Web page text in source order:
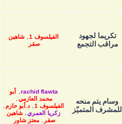
تكريما لجهود
مراقب التجمع
الفيلسوف 1
شاهين
صقر
وسام يتم منحه
للمشرف المتميّز
rachid flawta
أبو
محمد العازمي
الفيلسوف 1
د.أبو حازم
زكريا العمري
شاهين
صقر
معتز شاور